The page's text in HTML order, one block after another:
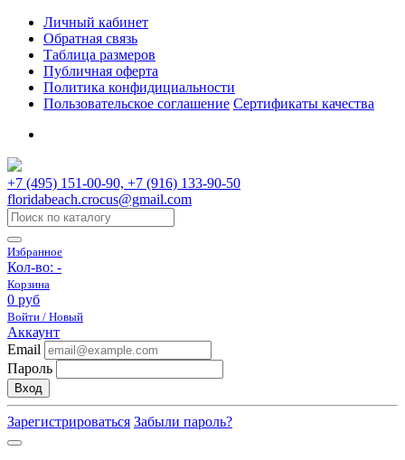
Личный кабинет
Обратная связь
Таблица размеров
Публичная оферта
Политика конфидициальности
Пользовательское соглашение Сертификаты качества
+7 (495) 151-00-90, +7 (916) 133-90-50
floridabeach.crocus@gmail.com
Избранное
Кол-во: -
Корзина
0 руб
Войти / Новый
Аккаунт
Email
Пароль
Вход
Зарегистрироваться Забыли пароль?